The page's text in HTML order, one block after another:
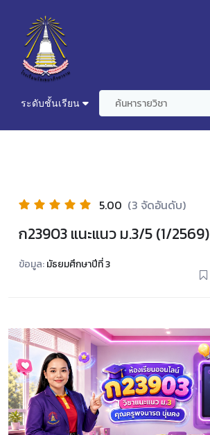
ระดับชั้นเรียน
5.00 (3 จัดอันดับ)
ก23903 แนะแนว ม.3/5 (1/2569)
ข้อมูล:มัธยมศึกษาปีที่ 3